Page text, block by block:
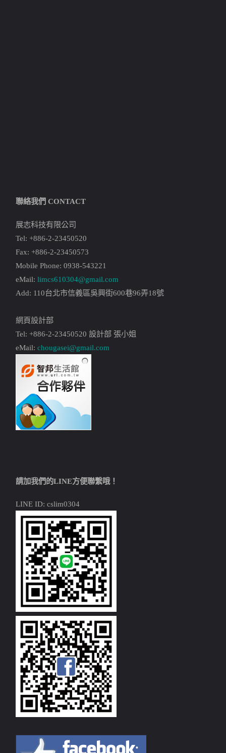
聯絡我們 CONTACT
展志科技有限公司
Tel: +886-2-23450520
Fax: +886-2-23450573
Mobile Phone: 0938-543221
eMail: limcs610304@gmail.com
Add: 110台北市信義區吳興街600巷96弄18號
網頁設計部
Tel: +886-2-23450520 設計部 張小姐
eMail: chougasei@gmail.com
請加我們的LINE方便聯繫哦！
LINE ID: cslim0304